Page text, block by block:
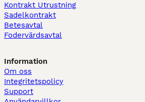
Kontrakt Utrustning
Sadelkontrakt
Betesavtal
Fodervärdsavtal
Information
Om oss
Integritetspolicy
Support